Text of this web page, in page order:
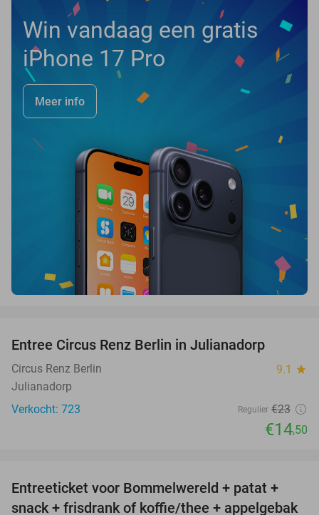
Win vandaag een gratis
iPhone 17 Pro
Meer info
Entree Circus Renz Berlin in Julianadorp
Circus Renz Berlin 9.1 star
Julianadorp
Verkocht: 723
Regulier €23
€14,50
23%
Entreeticket voor Bommelwereld + patat +
snack + frisdrank of koffie/thee + appelgebak